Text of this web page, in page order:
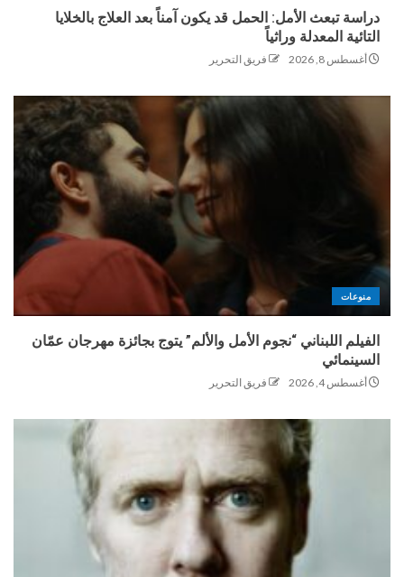
دراسة تبعث الأمل: الحمل قد يكون آمناً بعد العلاج بالخلايا
التائية المعدلة وراثياً
أغسطس 8, 2026 فريق التحرير
منوعات
الفيلم اللبناني “نجوم الأمل والألم” يتوج بجائزة مهرجان عمّان
السينمائي
أغسطس 4, 2026 فريق التحرير